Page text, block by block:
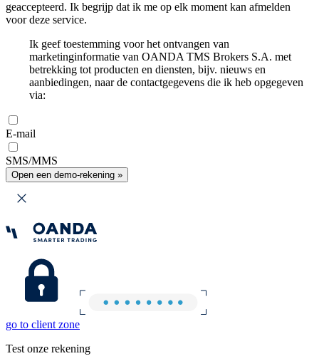
geaccepteerd. Ik begrijp dat ik me op elk moment kan afmelden
voor deze service.
Ik geef toestemming voor het ontvangen van
marketinginformatie van OANDA TMS Brokers S.A. met
betrekking tot producten en diensten, bijv. nieuws en
aanbiedingen, naar de contactgegevens die ik heb opgegeven
via:
E-mail
SMS/MMS
Open een demo-rekening »
go to client zone
Test onze rekening